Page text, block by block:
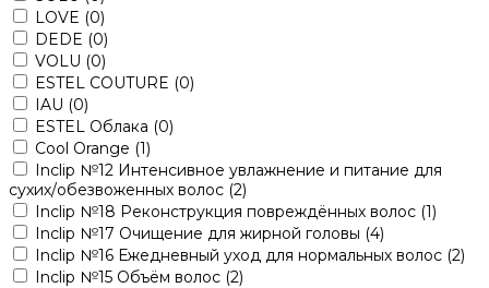
LOVE (0)
DEDE (0)
VOLU (0)
ESTEL COUTURE (0)
IAU (0)
ESTEL Облака (0)
Cool Orange (1)
Inclip №12 Интенсивное увлажнение и питание для
сухих/обезвоженных волос (2)
Inclip №18 Реконструкция повреждённых волос (1)
Inclip №17 Очищение для жирной головы (4)
Inclip №16 Ежедневный уход для нормальных волос (2)
Inclip №15 Объём волос (2)